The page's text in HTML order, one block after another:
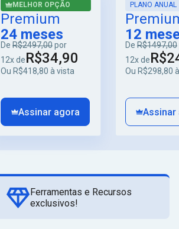
MELHOR OPÇÃO
Premium
24 meses
De R$2497,00por
12x deR$34,90
Ou R$418,80 à vista
Assinar agora
PLANO ANUAL
12
De R$1497,00
12x de
Ou R$298,80
Assinar
Ferramentas e Recursos
exclusivos!